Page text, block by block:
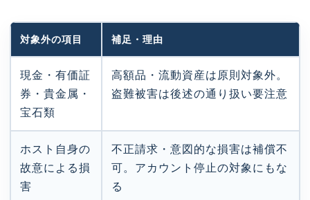
対象外の項目 補足・理由
現金・有価証
券・貴金属・
宝石類
高額品・流動資産は原則対象外。
盗難被害は後述の通り扱い要注意
ホスト自身の
故意による損
害
不正請求・意図的な損害は補償不
可。アカウント停止の対象にもな
る